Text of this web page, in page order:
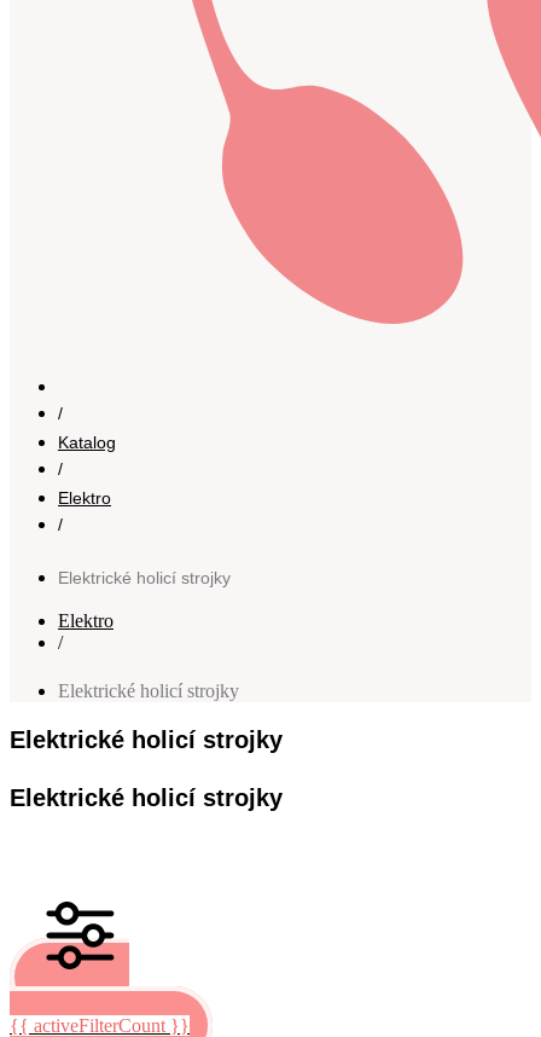
/
Katalog
/
Elektro
/
Elektrické holicí strojky
Elektro
/
Elektrické holicí strojky
Elektrické holicí strojky
Elektrické holicí strojky
{{ activeFilterCount }}